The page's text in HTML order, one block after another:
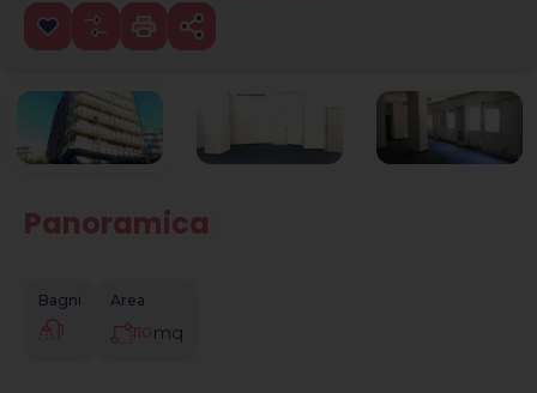
Panoramica
Bagni
1
Area
110 mq